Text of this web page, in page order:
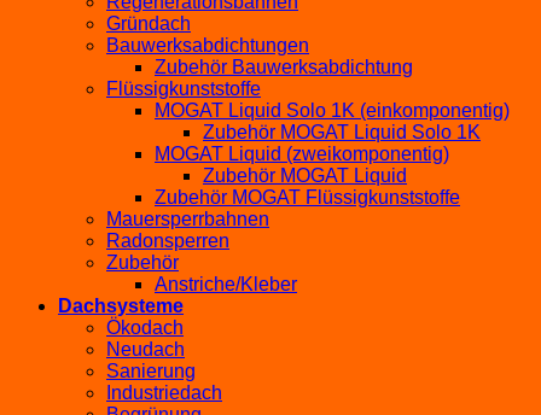
Gründach
Bauwerksabdichtungen
Zubehör Bauwerksabdichtung
Flüssigkunststoffe
MOGAT Liquid Solo 1K (einkomponentig)
Zubehör MOGAT Liquid Solo 1K
MOGAT Liquid (zweikomponentig)
Zubehör MOGAT Liquid
Zubehör MOGAT Flüssigkunststoffe
Mauersperrbahnen
Radonsperren
Zubehör
Anstriche/Kleber
Dachsysteme
Ökodach
Neudach
Sanierung
Industriedach